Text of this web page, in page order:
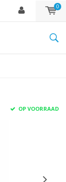
0
OP VOORRAAD